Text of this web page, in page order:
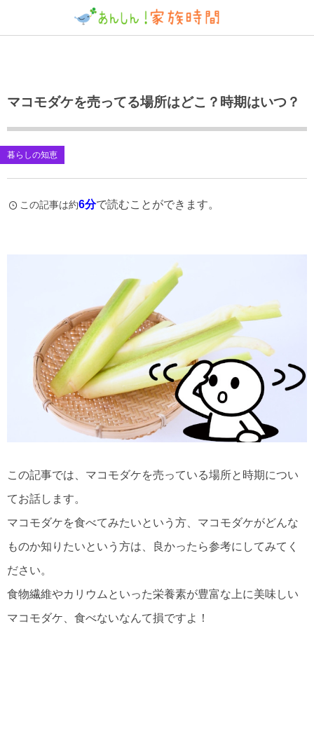
マコモダケを売ってる場所はどこ？時期はいつ？
暮らしの知恵
この記事は約6分で読むことができます。
この記事では、マコモダケを売っている場所と時期につい
てお話します。
マコモダケを食べてみたいという方、マコモダケがどんな
ものか知りたいという方は、良かったら参考にしてみてく
ださい。
食物繊維やカリウムといった栄養素が豊富な上に美味しい
マコモダケ、食べないなんて損ですよ！